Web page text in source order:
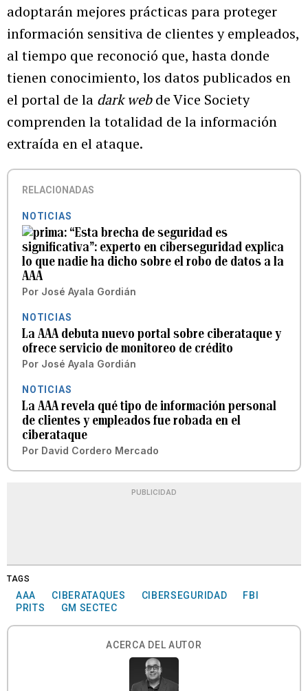
adoptarán mejores prácticas para proteger
información sensitiva de clientes y empleados,
al tiempo que reconoció que, hasta donde
tienen conocimiento, los datos publicados en
el portal de la dark webde Vice Society
comprenden la totalidad de la información
extraída en el ataque.
RELACIONADAS
NOTICIAS
“Esta brecha de seguridad es
significativa”: experto en ciberseguridad explica
lo que nadie ha dicho sobre el robo de datos a la
AAA
Por José Ayala Gordián
NOTICIAS
La AAA debuta nuevo portal sobre ciberataque y
ofrece servicio de monitoreo de crédito
Por José Ayala Gordián
NOTICIAS
La AAA revela qué tipo de información personal
de clientes y empleados fue robada en el
ciberataque
Por David Cordero Mercado
PUBLICIDAD
TAGS
AAA CIBERATAQUES CIBERSEGURIDAD
FBI
PRITS
GM SECTEC
ACERCA DEL AUTOR